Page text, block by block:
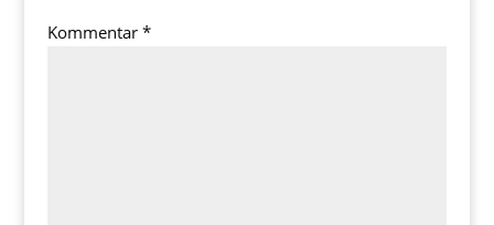
Kommentar *